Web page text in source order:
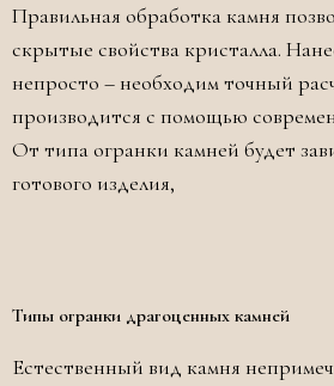
Правильная обработка камня
скрытые свойства кристалла.
непросто – необходим точный
производится с помощью
От типа огранки камней будет
готового изделия,
Типы огранки драгоценных камней
Естественный вид камня